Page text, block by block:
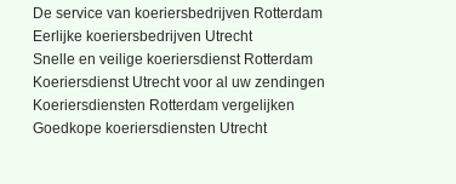
De service van koeriersbedrijven Rotterdam
Eerlijke koeriersbedrijven Utrecht
Snelle en veilige koeriersdienst Rotterdam
Koeriersdienst Utrecht voor al uw zendingen
Koeriersdiensten Rotterdam vergelijken
Goedkope koeriersdiensten Utrecht